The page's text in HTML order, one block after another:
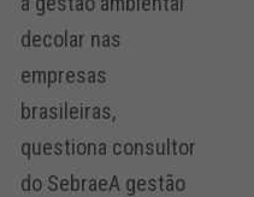
decolar nas
empresas
brasileiras,
questiona consultor
do SebraeA gestão